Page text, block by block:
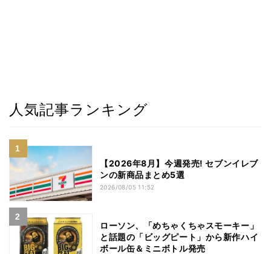
人気記事ランキング
【2026年8月】今週発売! セブンイレブ
ンの新商品まとめ5選
2026/08/05 11:52
ローソン、「めちゃくちゃスモーキー」
と話題の「ビッグピート」から新作ハイ
ボール缶＆ミニボトル発売